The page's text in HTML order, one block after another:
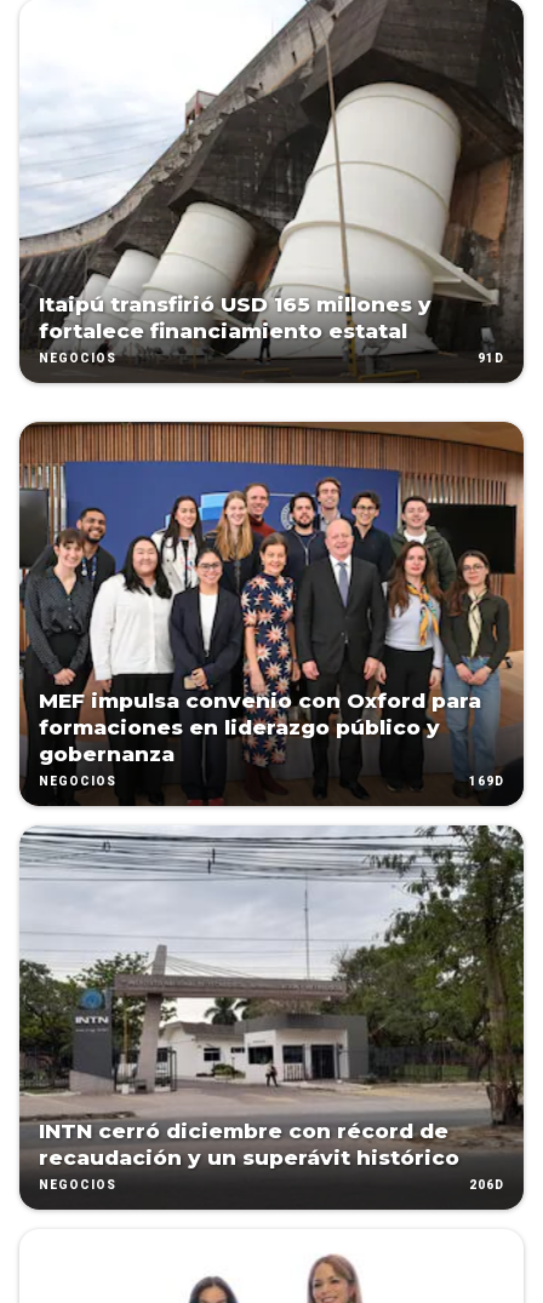
Itaipú transfirió USD 165 millones y
fortalece financiamiento estatal
NEGOCIOS 91D
MEF impulsa convenio con Oxford para
formaciones en liderazgo público y
gobernanza
NEGOCIOS 169D
INTN cerró diciembre con récord de
recaudación y un superávit histórico
NEGOCIOS 206D